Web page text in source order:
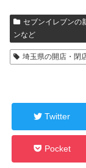
セブンイレブンの
ンなど
埼玉県の開店・閉
Twitter
Pocket